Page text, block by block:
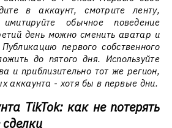
в аккаунт, смотрите ленту,
обычное поведение
день можно сменить аватар и
первого собственного
до пятого дня. Используйте
и приблизительно тот же регион,
аккаунта - хотя бы в первые дни.
TikTok: как не потерять